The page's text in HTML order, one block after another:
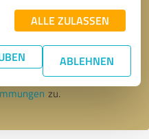
ALLE ZULASSEN
ABLEHNEN
* Erforderliche Angaben
zu.